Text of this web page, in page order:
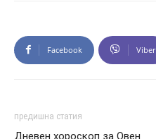
Facebook Viber
предишна статия
Дневен хороскоп за Овен